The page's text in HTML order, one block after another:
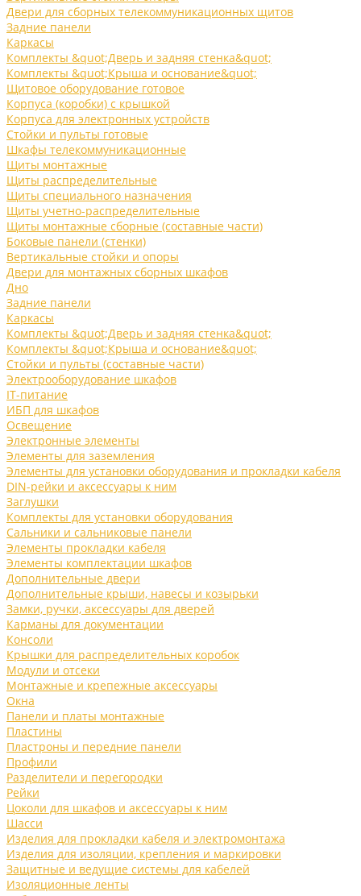
Двери для сборных телекоммуникационных щитов
Задние панели
Каркасы
Комплекты &quot;Дверь и задняя стенка&quot;
Комплекты &quot;Крыша и основание&quot;
Щитовое оборудование готовое
Корпуса (коробки) с крышкой
Корпуса для электронных устройств
Стойки и пульты готовые
Шкафы телекоммуникационные
Щиты монтажные
Щиты распределительные
Щиты специального назначения
Щиты учетно-распределительные
Щиты монтажные сборные (составные части)
Боковые панели (стенки)
Вертикальные стойки и опоры
Двери для монтажных сборных шкафов
Дно
Задние панели
Каркасы
Комплекты &quot;Дверь и задняя стенка&quot;
Комплекты &quot;Крыша и основание&quot;
Стойки и пульты (составные части)
Электрооборудование шкафов
IT-питание
ИБП для шкафов
Освещение
Электронные элементы
Элементы для заземления
Элементы для установки оборудования и прокладки кабеля
DIN-рейки и аксессуары к ним
Заглушки
Комплекты для установки оборудования
Сальники и сальниковые панели
Элементы прокладки кабеля
Элементы комплектации шкафов
Дополнительные двери
Дополнительные крыши, навесы и козырьки
Замки, ручки, аксессуары для дверей
Карманы для документации
Консоли
Крышки для распределительных коробок
Модули и отсеки
Монтажные и крепежные аксессуары
Окна
Панели и платы монтажные
Пластины
Пластроны и передние панели
Профили
Разделители и перегородки
Рейки
Цоколи для шкафов и аксессуары к ним
Шасси
Изделия для прокладки кабеля и электромонтажа
Изделия для изоляции, крепления и маркировки
Защитные и ведущие системы для кабелей
Изоляционные ленты